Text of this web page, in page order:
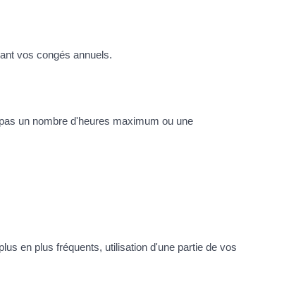
vos congés annuels.
un nombre d'heures maximum ou une
en plus fréquents, utilisation d'une partie de vos